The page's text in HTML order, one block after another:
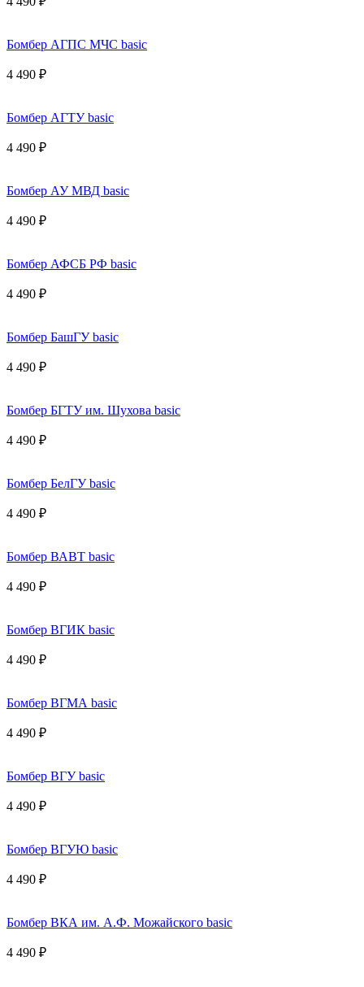
Бомбер АГПС МЧС basic
4 490 ₽
Бомбер АГТУ basic
4 490 ₽
Бомбер АУ МВД basic
4 490 ₽
Бомбер АФСБ РФ basic
4 490 ₽
Бомбер БашГУ basic
4 490 ₽
Бомбер БГТУ им. Шухова basic
4 490 ₽
Бомбер БелГУ basic
4 490 ₽
Бомбер ВАВТ basic
4 490 ₽
Бомбер ВГИК basic
4 490 ₽
Бомбер ВГМА basic
4 490 ₽
Бомбер ВГУ basic
4 490 ₽
Бомбер ВГУЮ basic
4 490 ₽
Бомбер ВКА им. А.Ф. Можайского basic
4 490 ₽